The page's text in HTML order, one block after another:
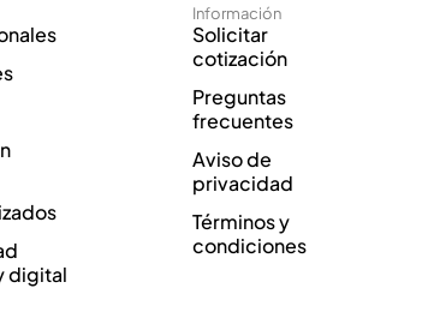
digital
Información
Solicitar
cotización
Preguntas
frecuentes
Aviso de
privacidad
Términos y
condiciones